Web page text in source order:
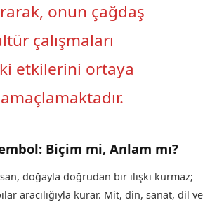
onun çağdaş
çalışmaları
etkilerini ortaya
Biçim mi, Anlam mı?
doğayla doğrudan bir ilişki kurmaz;
aracılığıyla kurar. Mit, din, sanat, dil ve